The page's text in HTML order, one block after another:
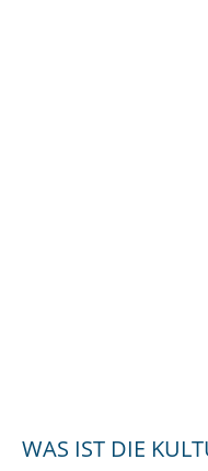
WAS IST DIE